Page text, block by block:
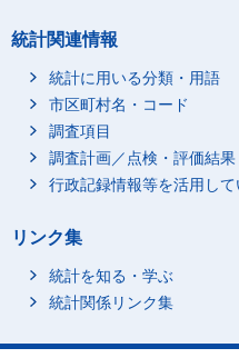
統計関連情報
統計に用いる分類・用語
市区町村名・コード
調査項目
調査計画／点検・評価結果
行政記録情報等を活用し
リンク集
統計を知る・学ぶ
統計関係リンク集